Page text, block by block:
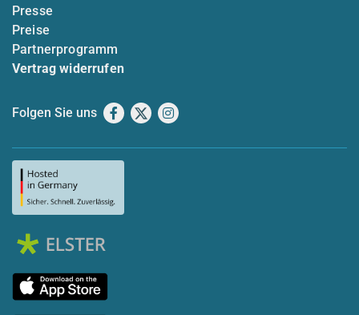
Presse
Preise
Partnerprogramm
Vertrag widerrufen
Folgen Sie uns Facebook
X Instagram